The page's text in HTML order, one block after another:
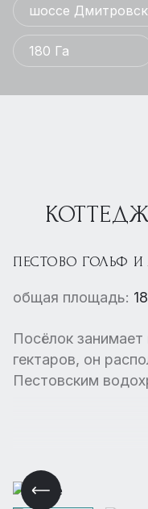
шоссе
180 Га
ПЕСТОВО ГОЛЬФ И
общая площадь:
Посёлок
гектаров, он
Пестовским